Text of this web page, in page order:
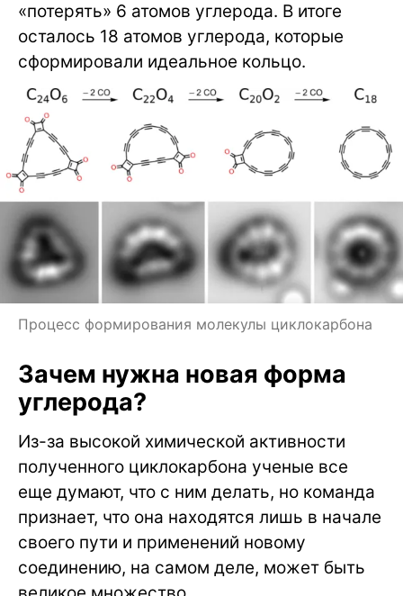
«потерять» 6 атомов углерода. В итоге
осталось 18 атомов углерода, которые
сформировали идеальное кольцо.
Процесс формирования молекулы циклокарбона
Зачем нужна новая форма
углерода?
Из-за высокой химической активности
полученного циклокарбона ученые все
еще думают, что с ним делать, но команда
признает, что онa находятся лишь в начале
своего пути и применений новому
соединению, на самом деле, может быть